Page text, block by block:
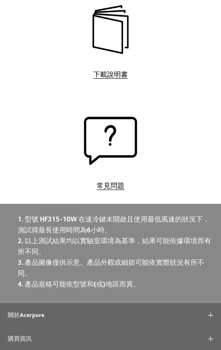
下載說明書
常見問題
1. 型號 HF315-10W 在速冷鍵未開啟且使用最低風速的狀況下，
測試得最長使用時間為6小時。
2. 以上測試結果均以實驗室環境為基準，結果可能依據環境而有
所不同。
3. 產品圖像僅供示意。產品外觀或細節可能依實際狀況有所不
同。
4. 產品規格可能依型號和(或)地區而異。
關於Acerpure
購買資訊